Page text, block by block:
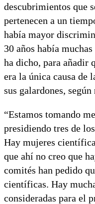
descubrimientos que
pertenecen a un
había mayor
30 años había
ha dicho, para añadir
era la única causa de
sus galardones,
“Estamos tomando
presidiendo tres de
Hay mujeres
que ahí no creo que
comités han pedido
científicas. Hay
consideradas para el